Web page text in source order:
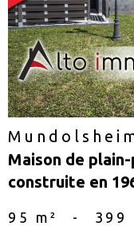
Maison de plain-
construite en
95 m² - 399